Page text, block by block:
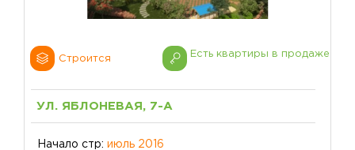
Строится
Есть квартиры в продаже
УЛ. ЯБЛОНЕВАЯ, 7-А
Начало стр: июль 2016